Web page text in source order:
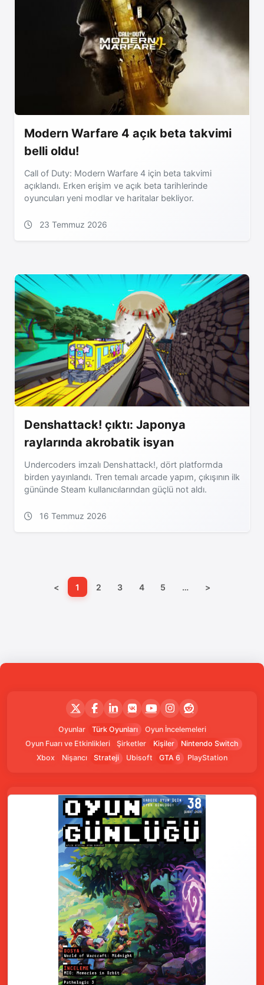
Modern Warfare 4 açık beta takvimi
belli oldu!
Call of Duty: Modern Warfare 4 için beta takvimi
açıklandı. Erken erişim ve açık beta tarihlerinde
oyuncuları yeni modlar ve haritalar bekliyor.
23 Temmuz 2026
Denshattack! çıktı: Japonya
raylarında akrobatik isyan
Undercoders imzalı Denshattack!, dört platformda
birden yayınlandı. Tren temalı arcade yapım, çıkışının ilk
gününde Steam kullanıcılarından güçlü not aldı.
16 Temmuz 2026
< 1 2 3 4 5 … >
Oyunlar Türk Oyunları
Oyun İncelemeleri
Oyun Fuarı ve Etkinlikleri
Şirketler Kişiler
Nintendo Switch
Xbox
Nişancı Strateji Ubisoft GTA 6 PlayStation